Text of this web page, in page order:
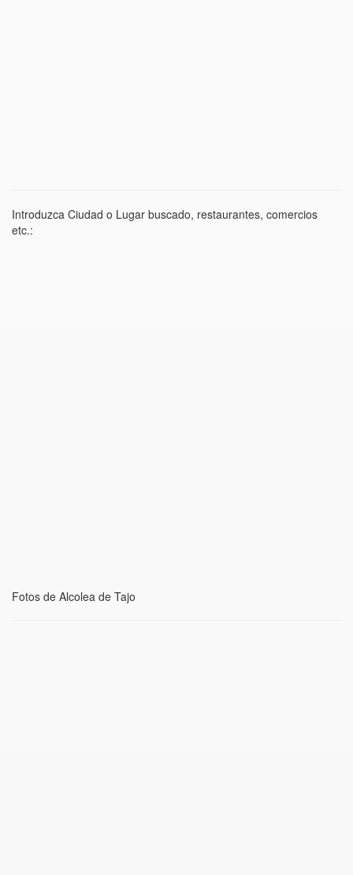
Introduzca Ciudad o Lugar buscado, restaurantes, comercios
etc.:
Fotos de Alcolea de Tajo